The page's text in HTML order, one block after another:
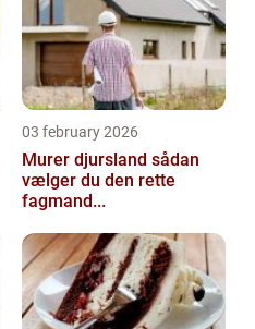
03 february 2026
Murer djursland sådan
vælger du den rette
fagmand...